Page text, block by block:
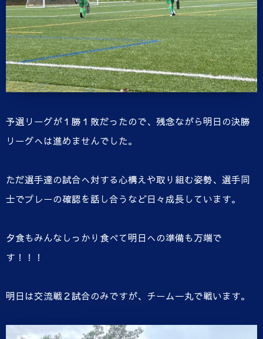
予選リーグが１勝１敗だったので、残念ながら明日の決勝
リーグへは進めませんでした。
ただ選手達の試合へ対する心構えや取り組む姿勢、選手同
士でプレーの確認を話し合うなど日々成長しています。
夕食もみんなしっかり食べて明日への準備も万端で
す！！！
明日は交流戦２試合のみですが、チーム一丸で戦います。